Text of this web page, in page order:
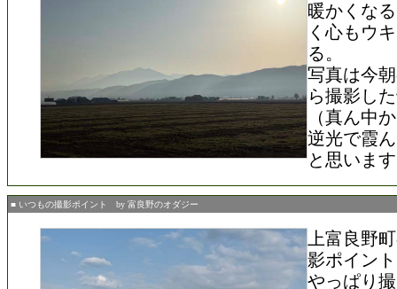
暖かくな
く心もウ
る。
写真は今
ら撮影し
（真ん中
逆光で霞
と思いま
■ いつもの撮影ポイント by 富良野のオダジー
上富良野
影ポイン
やっぱり